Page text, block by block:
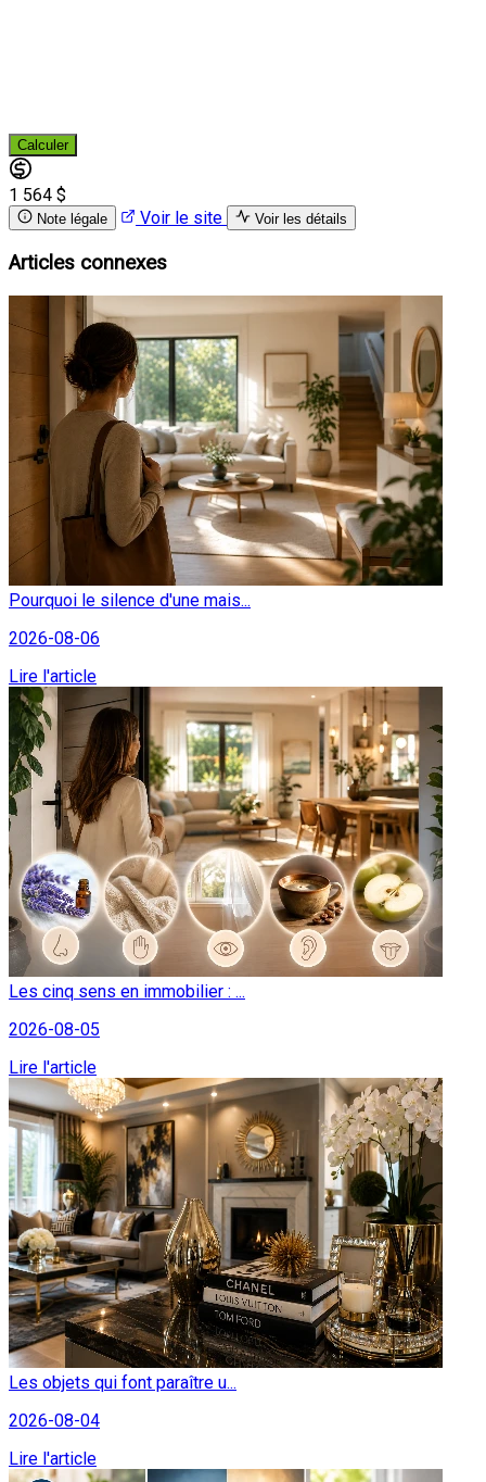
Calculer
1 564 $
Note légale Voir le site Voir les détails
Articles connexes
Pourquoi le silence d'une mais...
2026-08-06
Lire l'article
Les cinq sens en immobilier : ...
2026-08-05
Lire l'article
Les objets qui font paraître u...
2026-08-04
Lire l'article